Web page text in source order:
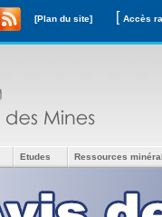
[Plan du site] [
Etudes Ressources